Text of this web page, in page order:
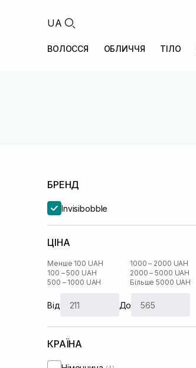
UA
ВОЛОССЯ ОБЛИЧЧЯ ТІЛО
БРЕНД
Invisibobble
ЦІНА
Менше 100 UAH
100 – 500 UAH
500 – 1000 UAH
1000 – 2000 UAH
2000 – 5000 UAH
Більше 5000 UAH
Від До
КРАЇНА